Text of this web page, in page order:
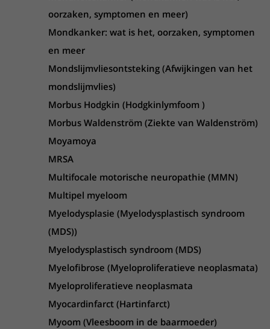
oorzaken, symptomen en meer)
Mondkanker: wat is het, oorzaken, symptomen
en meer
Mondslijmvliesontsteking (Afwijkingen van het
mondslijmvlies)
Morbus Hodgkin (Hodgkinlymfoom )
Morbus Waldenström (Ziekte van Waldenström)
Moyamoya
MRSA
Multifocale motorische neuropathie (MMN)
Multipel myeloom
Myelodysplasie (Myelodysplastisch syndroom
(MDS))
Myelodysplastisch syndroom (MDS)
Myelofibrose (Myeloproliferatieve neoplasmata)
Myeloproliferatieve neoplasmata
Myocardinfarct (Hartinfarct)
Myoom (Vleesboom in de baarmoeder)